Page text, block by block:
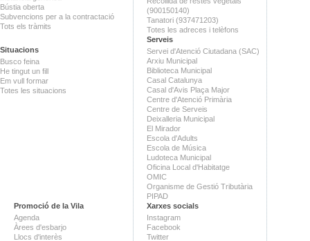
Bústia oberta
Subvencions per a la contractació
Tots els tràmits
Situacions
Busco feina
He tingut un fill
Em vull formar
Totes les situacions
(900150140)
Tanatori (937471203)
Totes les adreces i telèfons
Serveis
Servei d'Atenció Ciutadana (SAC)
Arxiu Municipal
Biblioteca Municipal
Casal Catalunya
Casal d'Avis Plaça Major
Centre d'Atenció Primària
Centre de Serveis
Deixalleria Municipal
El Mirador
Escola d'Adults
Escola de Música
Ludoteca Municipal
Oficina Local d'Habitatge
OMIC
Organisme de Gestió Tributària
PIPAD
Promoció de la Vila
Agenda
Àrees d'esbarjo
Llocs d'interès
Xarxes socials
Instagram
Facebook
Twitter